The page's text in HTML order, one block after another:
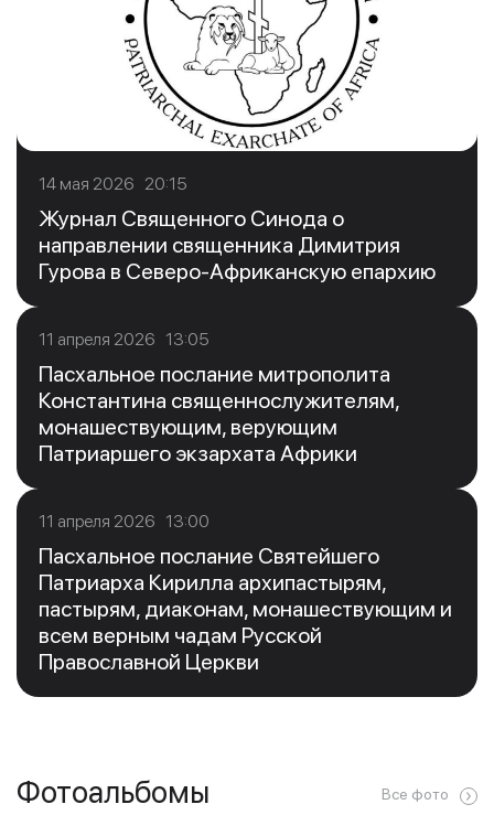
14 мая 2026 20:15
Журнал Священного Синода о
направлении священника Димитрия
Гурова в Северо-Африканскую епархию
11 апреля 2026 13:05
Пасхальное послание митрополита
Константина священнослужителям,
монашествующим, верующим
Патриаршего экзархата Африки
11 апреля 2026 13:00
Пасхальное послание Святейшего
Патриарха Кирилла архипастырям,
пастырям, диаконам, монашествующим и
всем верным чадам Русской
Православной Церкви
Фотоальбомы Все фото